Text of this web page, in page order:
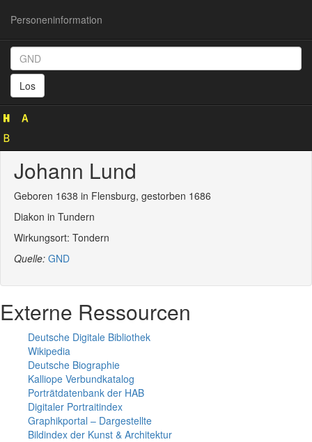
Personeninformation
Los
Personeninformation
129021962)
Johann Lund
Geboren 1638 in Flensburg, gestorben 1686
Diakon in Tundern
Wirkungsort: Tondern
Quelle: GND
Externe Ressourcen
Deutsche Digitale Bibliothek
Wikipedia
Deutsche Biographie
Kalliope Verbundkatalog
Porträtdatenbank der HAB
Digitaler Portraitindex
Graphikportal – Dargestellte
Bildindex der Kunst & Architektur